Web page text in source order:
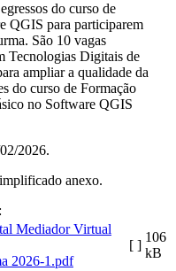
do curso de
QGIS para participarem
São 10 vagas
Tecnologias Digitais de
ampliar a qualidade da
do curso de Formação
no Software QGIS
2026.
anexo.
2026-1.pdf
[ ]
106
kB